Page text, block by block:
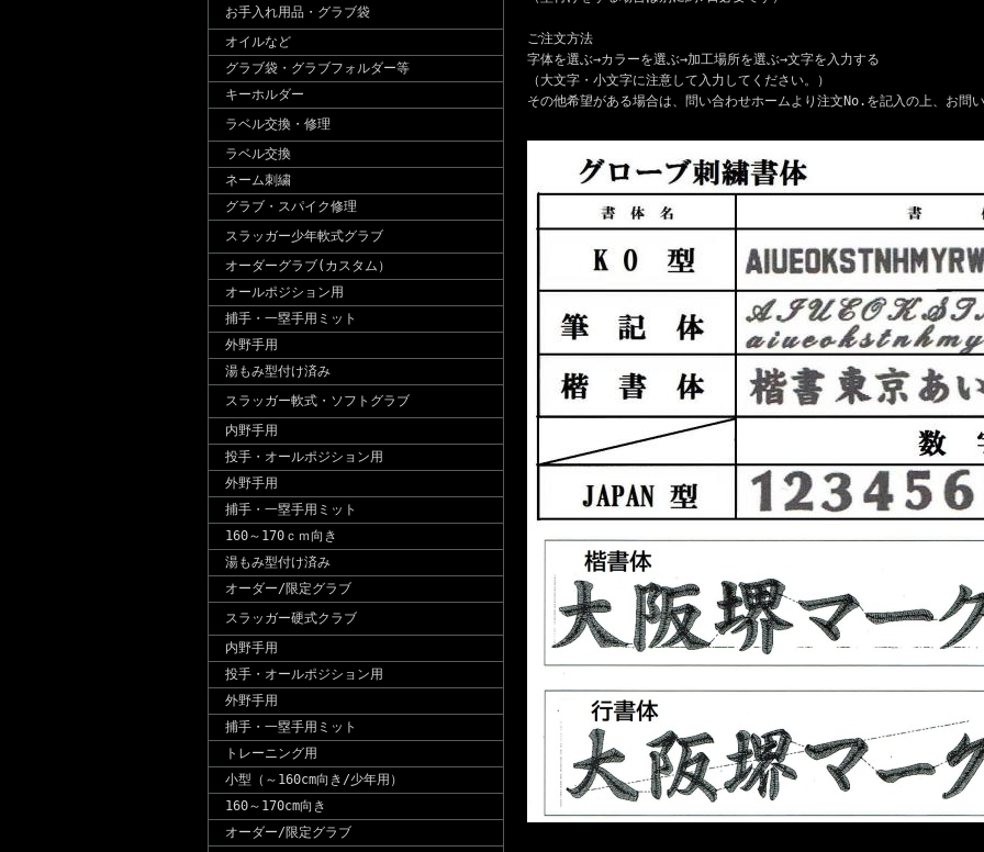
お手入れ用品・グラブ袋
オイルなど
グラブ袋・グラブフォルダー等
キーホルダー
ラベル交換・修理
ラベル交換
ネーム刺繍
グラブ・スパイク修理
スラッガー少年軟式グラブ
オーダーグラブ(カスタム）
オールポジション用
捕手・一塁手用ミット
外野手用
湯もみ型付け済み
スラッガー軟式・ソフトグラブ
内野手用
投手・オールポジション用
外野手用
捕手・一塁手用ミット
160～170ｃｍ向き
湯もみ型付け済み
オーダー/限定グラブ
スラッガー硬式クラブ
内野手用
投手・オールポジション用
外野手用
捕手・一塁手用ミット
トレーニング用
小型（～160cm向き/少年用）
160～170cm向き
オーダー/限定グラブ
ご注文方法
字体を選ぶ→カラーを選ぶ→加工場所を選ぶ→文字を入力する
（大文字・小文字に注意して入力してください。）
その他希望がある場合は、問い合わせホームより注文No.を記入の上、お問い